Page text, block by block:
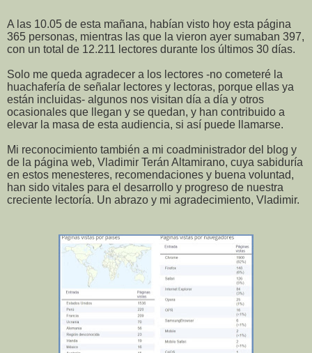
A las 10.05 de esta mañana, habían visto hoy esta página
365 personas, mientras las que la vieron ayer sumaban 397,
con un total de 12.211 lectores durante los últimos 30 días.
Solo me queda agradecer a los lectores -no cometeré la
huachafería de señalar lectores y lectoras, porque ellas ya
están incluidas- algunos nos visitan día a día y otros
ocasionales que llegan y se quedan, y han contribuido a
elevar la masa de esta audiencia, si así puede llamarse.
Mi reconocimiento también a mi coadministrador del blog y
de la página web, Vladimir Terán Altamirano, cuya sabiduría
en estos menesteres, recomendaciones y buena voluntad,
han sido vitales para el desarrollo y progreso de nuestra
creciente lectoría. Un abrazo y mi agradecimiento, Vladimir.